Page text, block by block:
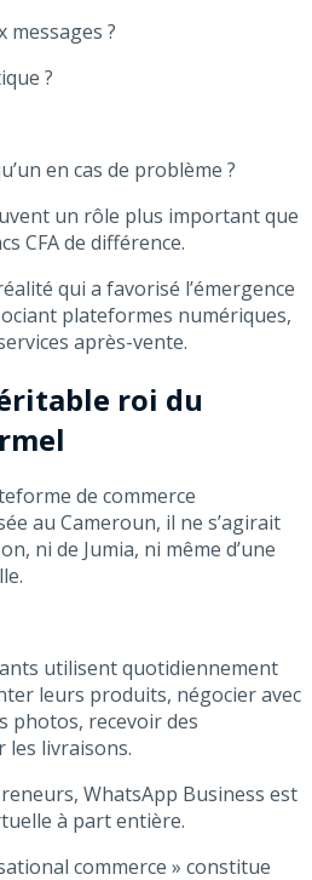
messages ?
?
en cas de problème ?
un rôle plus important que
CFA de différence.
qui a favorisé l’émergence
plateformes numériques,
après-vente.
roi du
de commerce
au Cameroun, il ne s’agirait
ni de Jumia, ni même d’une
utilisent quotidiennement
leurs produits, négocier avec
photos, recevoir des
les livraisons.
WhatsApp Business est
à part entière.
commerce » constitue